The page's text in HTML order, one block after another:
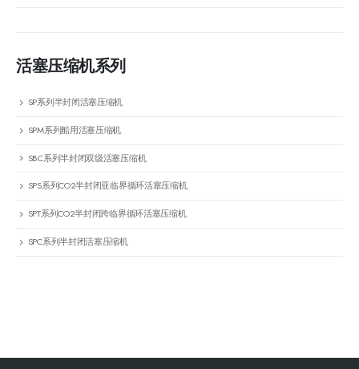
活塞压缩机系列
SP系列半封闭活塞压缩机
SPM系列船用活塞压缩机
SBC系列半封闭双级活塞压缩机
SPS系列CO2半封闭亚临界循环活塞压缩机
SPT系列CO2半封闭跨临界循环活塞压缩机
SPC系列半封闭活塞压缩机